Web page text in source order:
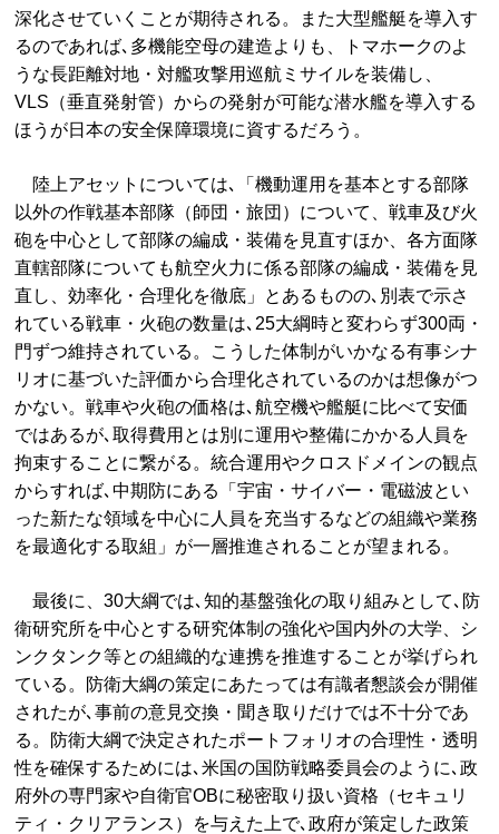
深化させていくことが期待される。また大型艦艇を導入す
るのであれば､多機能空母の建造よりも、トマホークのよ
うな長距離対地・対艦攻撃用巡航ミサイルを装備し、
VLS（垂直発射管）からの発射が可能な潜水艦を導入する
ほうが日本の安全保障環境に資するだろう。
陸上アセットについては､「機動運用を基本とする部隊
以外の作戦基本部隊（師団・旅団）について、戦車及び火
砲を中心として部隊の編成・装備を見直すほか、各方面隊
直轄部隊についても航空火力に係る部隊の編成・装備を見
直し、効率化・合理化を徹底」とあるものの､別表で示さ
れている戦車・火砲の数量は､25大綱時と変わらず300両・
門ずつ維持されている。こうした体制がいかなる有事シナ
リオに基づいた評価から合理化されているのかは想像がつ
かない。戦車や火砲の価格は､航空機や艦艇に比べて安価
ではあるが､取得費用とは別に運用や整備にかかる人員を
拘束することに繋がる。統合運用やクロスドメインの観点
からすれば､中期防にある「宇宙・サイバー・電磁波とい
った新たな領域を中心に人員を充当するなどの組織や業務
を最適化する取組」が一層推進されることが望まれる。
最後に、30大綱では､知的基盤強化の取り組みとして､防
衛研究所を中心とする研究体制の強化や国内外の大学、シ
ンクタンク等との組織的な連携を推進することが挙げられ
ている。防衛大綱の策定にあたっては有識者懇談会が開催
されたが､事前の意見交換・聞き取りだけでは不十分であ
る。防衛大綱で決定されたポートフォリオの合理性・透明
性を確保するためには､米国の国防戦略委員会のように､政
府外の専門家や自衛官OBに秘密取り扱い資格（セキュリ
ティ・クリアランス）を与えた上で､政府が策定した政策